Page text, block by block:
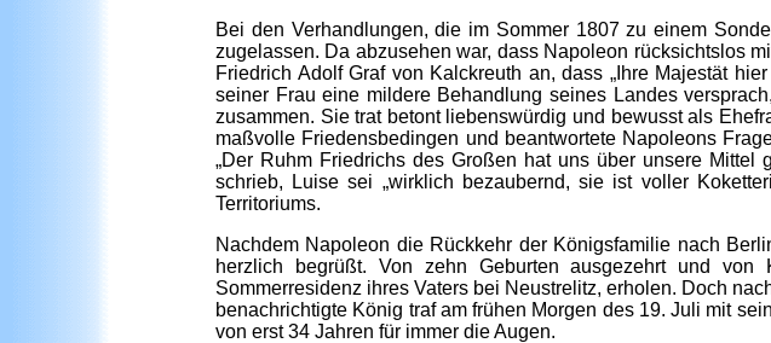
Bei den Verhandlungen, die im Sommer 1807 zu einem
zugelassen. Da abzusehen war, dass Napoleon rücksichtslos
Friedrich Adolf Graf von Kalckreuth an, dass „Ihre Majestät
seiner Frau eine mildere Behandlung seines Landes
zusammen. Sie trat betont liebenswürdig und bewusst als
maßvolle Friedensbedingen und beantwortete Napoleons
„Der Ruhm Friedrichs des Großen hat uns über unsere
schrieb, Luise sei „wirklich bezaubernd, sie ist voller
Territoriums.
Nachdem Napoleon die Rückkehr der Königsfamilie nach
herzlich begrüßt. Von zehn Geburten ausgezehrt und
Sommerresidenz ihres Vaters bei Neustrelitz, erholen. Doch
benachrichtigte König traf am frühen Morgen des 19. Juli mit
von erst 34 Jahren für immer die Augen.